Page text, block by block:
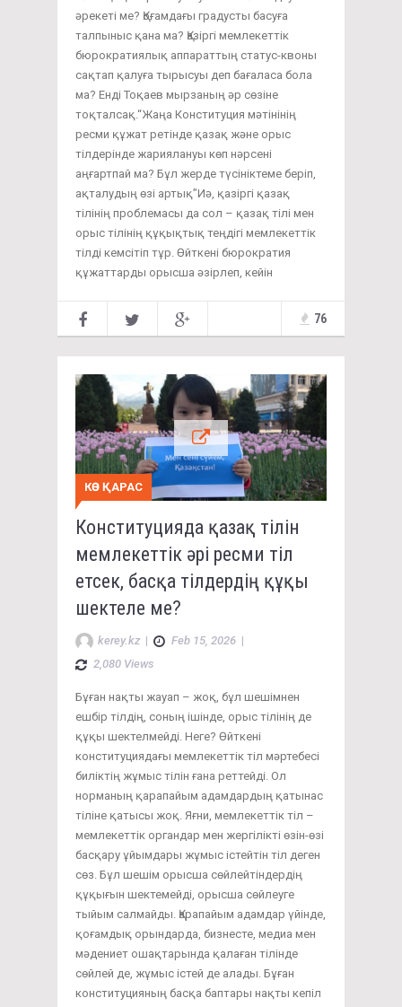
әрекеті ме? Қоғамдағы градусты басуға
талпыныс қана ма? Қазіргі мемлекеттік
бюрократиялық аппараттың статус-квоны
сақтап қалуға тырысуы деп бағаласа бола
ма? Енді Тоқаев мырзаның әр сөзіне
тоқталсақ.“Жаңа Конституция мәтінінің
ресми құжат ретінде қазақ және орыс
тілдерінде жариялануы көп нәрсені
аңғартпай ма? Бұл жерде түсініктеме беріп,
ақталудың өзі артық”Иә, қазіргі қазақ
тілінің проблемасы да сол – қазақ тілі мен
орыс тілінің құқықтық теңдігі мемлекеттік
тілді кемсітіп тұр. Өйткені бюрократия
құжаттарды орысша әзірлеп, кейін
76
КӨЗ ҚАРАС
Конституцияда қазақ тілін
мемлекеттік әрі ресми тіл
етсек, басқа тілдердің құқы
шектеле ме?
kerey.kz | Feb 15, 2026 |
2,080 Views
Бұған нақты жауап – жоқ, бұл шешімнен
ешбір тілдің, соның ішінде, орыс тілінің де
құқы шектелмейді. Неге? Өйткені
конституциядағы мемлекеттік тіл мәртебесі
биліктің жұмыс тілін ғана реттейді. Ол
норманың қарапайым адамдардың қатынас
тіліне қатысы жоқ. Яғни, мемлекеттік тіл –
мемлекеттік органдар мен жергілікті өзін-өзі
басқару ұйымдары жұмыс істейтін тіл деген
сөз. Бұл шешім орысша сөйлейтіндердің
құқығын шектемейді, орысша сөйлеуге
тыйым салмайды. Қарапайым адамдар үйінде,
қоғамдық орындарда, бизнесте, медиа мен
мәдениет ошақтарында қалаған тілінде
сөйлей де, жұмыс істей де алады. Бұған
конституцияның басқа баптары нақты кепіл